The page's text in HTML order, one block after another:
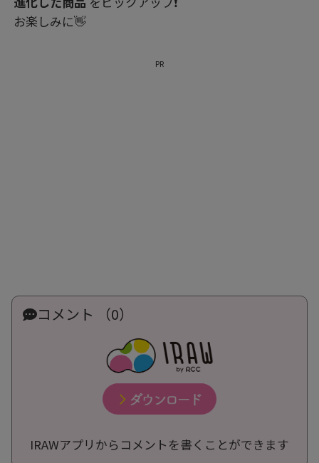
お楽しみに👋
PR
コメント （0）
IRAWアプリからコメントを書くことができます